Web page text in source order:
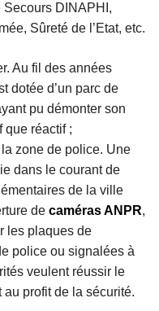
DINAPHI,
Sûreté de l’Etat, etc.
Au fil des années
dotée d’un parc de
pu démonter son
que réactif ;
la zone de police. Une
dans le courant de
de la ville
de caméras ANPR,
les plaques de
police ou signalées à
veulent réussir le
profit de la sécurité.